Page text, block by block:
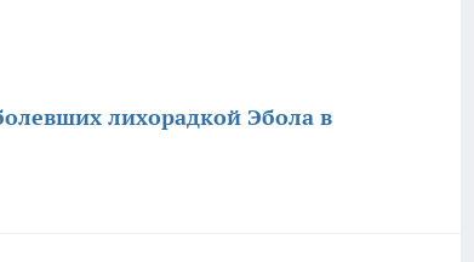
лихорадкой Эбола в